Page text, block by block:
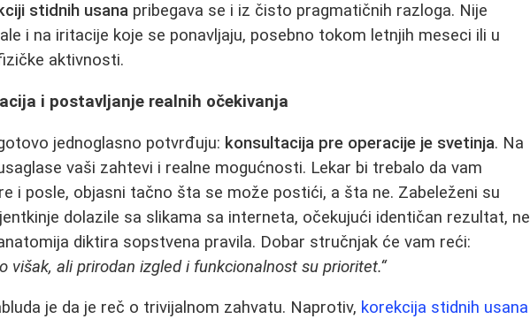
stidnih usana pribegava se i iz čisto pragmatičnih razloga. Nije
i na iritacije koje se ponavljaju, posebno tokom letnjih meseci ili u
aktivnosti.
i postavljanje realnih očekivanja
jednoglasno potvrđuju: konsultacija pre operacije je svetinja. Na
vaši zahtevi i realne mogućnosti. Lekar bi trebalo da vam
i posle, objasni tačno šta se može postići, a šta ne. Zabeleženi su
dolazile sa slikama sa interneta, očekujući identičan rezultat, ne
diktira sopstvena pravila. Dobar stručnjak će vam reći:
višak, ali prirodan izgled i funkcionalnost su prioritet.“
je da je reč o trivijalnom zahvatu. Naprotiv, korekcija stidnih usana